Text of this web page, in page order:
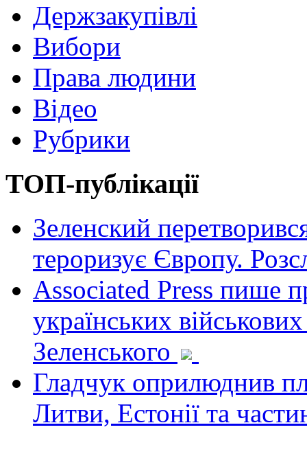
Держзакупівлі
Вибори
Права людини
Відео
Рубрики
ТОП-публікації
Зеленский
тероризує Європу.
Associated Press пише
українських
Зеленського
Гладчук оприлюднив
Литви, Естонії та